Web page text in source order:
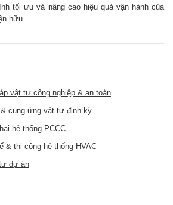
tối ưu và nâng cao hiệu quả vận hành của
hữu.
vật tư công nghiệp & an toàn
cung ứng vật tư định kỳ
hệ thống PCCC
& thi công hệ thống HVAC
dự án